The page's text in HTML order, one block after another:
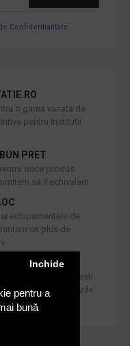
pentru a
bună
Inchide
Confidentialitate
o gama variata de
pentru Institutii
PRET
orice produs
sa il echivalam.
echipamentele de
un plus de
dar daca doresti
returul in 30 de zile